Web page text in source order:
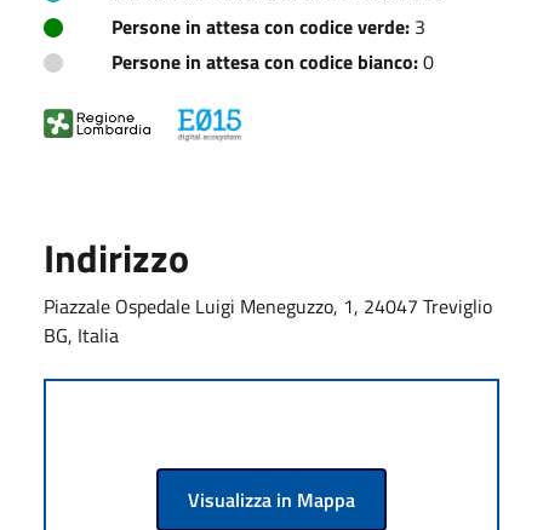
Persone in attesa con codice verde: 3
Persone in attesa con codice bianco:0
Indirizzo
Piazzale Ospedale Luigi Meneguzzo, 1, 24047 Treviglio
BG, Italia
Visualizza in Mappa